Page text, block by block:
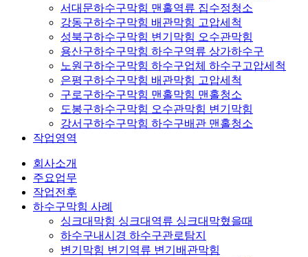
서대문하수구막힘 맨홀역류 집수정청소
강동구하수구막힘 배관막힘 고압세척
성북구하수구막힘 변기막힘 오수관막힘
용산구하수구막힘 하수구역류 상가하수구
노원구하수구막힘 하수구업체 하수구고압세척
은평구하수구막힘 배관막힘 고압세척
구로구하수구막힘 맨홀막힘 맨홀청소
도봉구하수구막힘 오수관막힘 변기막힘
강서구하수구막힘 하수구배관 맨홀청소
작업영역
회사소개
주요업무
작업전후
하수구막힘 사례
싱크대막힘 싱크대역류 싱크대막혔을때
하수구내시경 하수구관로탐지
변기막힘 변기역류 변기배관막힘